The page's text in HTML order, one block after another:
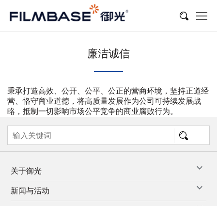
廉洁诚信
秉承打造高效、公开、公平、公正的营商环境，坚持正道经
营、恪守商业道德，将高质量发展作为公司可持续发展战
略，抵制一切影响市场公平竞争的商业腐败行为。
关于御光
新闻与活动